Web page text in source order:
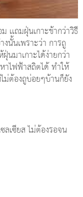
เถมฝุ่นเกาะช้ากว่าวิธี
นั้นเพราะว่า การถู
นมาเกาะได้ง่ายกว่า
าไฟฟ้าสถิตได้ ทำให้
ม่ต้องถูบ่อยๆบ้านก็ยัง
เซียส ไม่ต้องรอจน